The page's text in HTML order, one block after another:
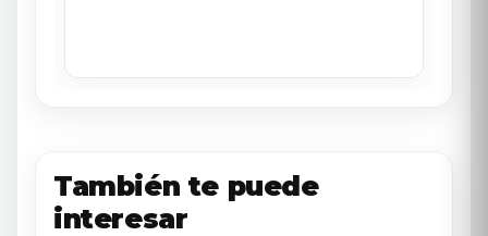
También te puede
interesar